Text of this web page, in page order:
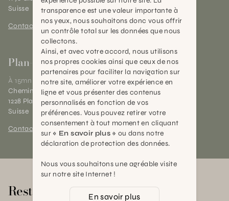
Suisse
Contact et horaires
Plan-les-Ouates
À 15mn du centre de Genève
Chemin des Charrotons 25
1228 Plan-les-Ouates (GE)
Suisse
Contact et horaires
Rester en contact
transparence est une valeur importante à
nos yeux, nous souhaitons donc vous offrir
un contrôle total sur les données que nous
collectons.
Ainsi, et avec votre accord, nous utilisons
nos propres cookies ainsi que ceux de nos
partenaires pour faciliter la navigation sur
notre site, améliorer votre expérience en
ligne et vous présenter des contenus
personnalisés en fonction de vos
préférences. Vous pouvez retirer votre
consentement à tout moment en cliquant
sur « En savoir plus » ou dans notre
déclaration de protection des données.
Nous vous souhaitons une agréable visite
sur notre site Internet !
En savoir plus